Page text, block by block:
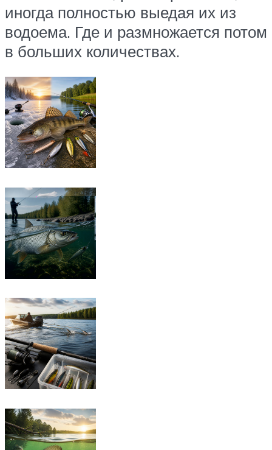
иногда полностью выедая их из
водоема. Где и размножается потом
в больших количествах.